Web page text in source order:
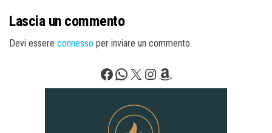
Lascia un commento
Devi essere connesso per inviare un commento.
Facebook
WhatsApp
X Instagram
Amazon